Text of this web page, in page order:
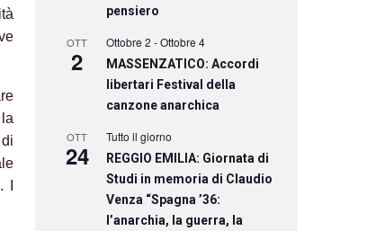
pensiero
OTT
2
Ottobre 2 -Ottobre 4
MASSENZATICO: Accordi
libertari Festival della
canzone anarchica
OTT
24
Tutto il giorno
REGGIO EMILIA: Giornata di
Studi in memoria di Claudio
Venza “Spagna ’36:
l’anarchia, la guerra, la